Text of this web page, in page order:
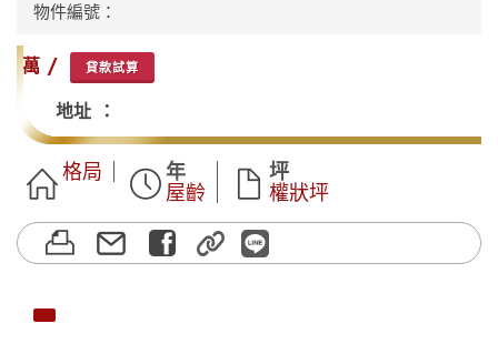
物件編號：
萬 / 貸款試算
地址 ：
格局
年
屋齡
坪
權狀坪